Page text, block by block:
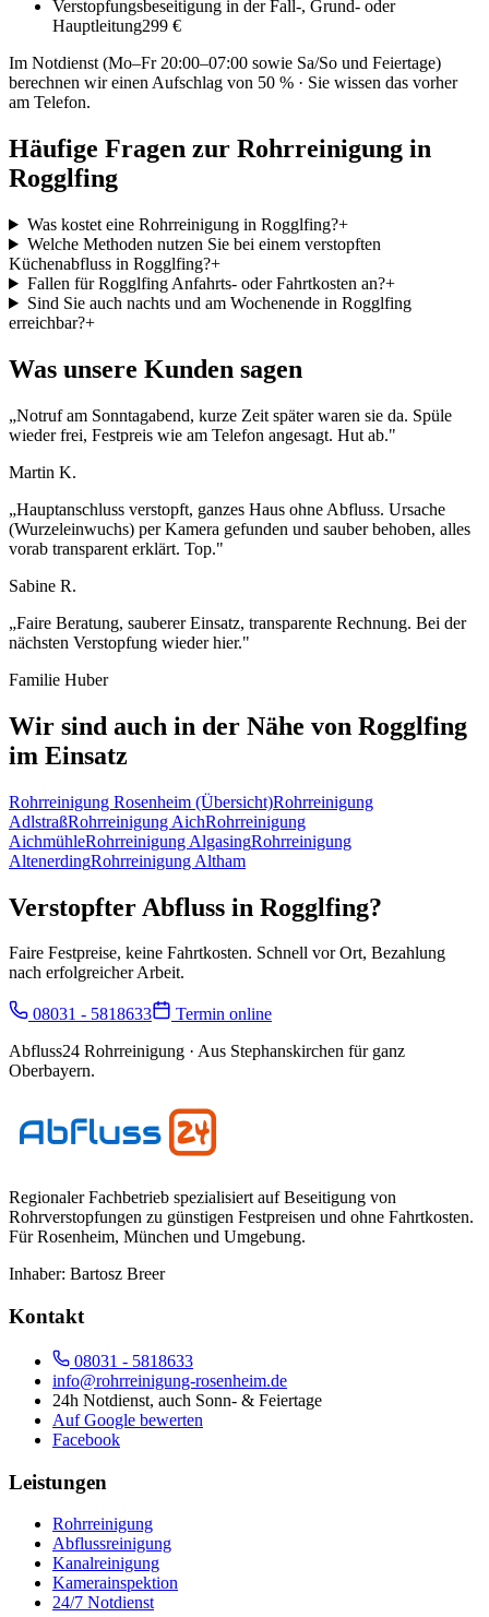
Verstopfungsbeseitigung in der Fall-, Grund- oder
Hauptleitung299 €
Im Notdienst (Mo–Fr 20:00–07:00 sowie Sa/So und Feiertage)
berechnen wir einen Aufschlag von 50 % · Sie wissen das vorher
am Telefon.
Häufige Fragen zur Rohrreinigung in
Rogglfing
Was kostet eine Rohrreinigung in Rogglfing?+
Welche Methoden nutzen Sie bei einem verstopften
Küchenabfluss in Rogglfing?+
Fallen für Rogglfing Anfahrts- oder Fahrtkosten an?+
Sind Sie auch nachts und am Wochenende in Rogglfing
erreichbar?+
Was unsere Kunden sagen
„Notruf am Sonntagabend, kurze Zeit später waren sie da. Spüle
wieder frei, Festpreis wie am Telefon angesagt. Hut ab."
Martin K.
„Hauptanschluss verstopft, ganzes Haus ohne Abfluss. Ursache
(Wurzeleinwuchs) per Kamera gefunden und sauber behoben, alles
vorab transparent erklärt. Top."
Sabine R.
„Faire Beratung, sauberer Einsatz, transparente Rechnung. Bei der
nächsten Verstopfung wieder hier."
Familie Huber
Wir sind auch in der Nähe von Rogglfing
im Einsatz
Rohrreinigung Rosenheim (Übersicht)Rohrreinigung
AdlstraßRohrreinigung AichRohrreinigung
AichmühleRohrreinigung AlgasingRohrreinigung
AltenerdingRohrreinigung Altham
Verstopfter Abfluss in Rogglfing?
Faire Festpreise, keine Fahrtkosten. Schnell vor Ort, Bezahlung
nach erfolgreicher Arbeit.
08031 - 5818633
Termin online
Abfluss24 Rohrreinigung · Aus Stephanskirchen für ganz
Oberbayern.
Regionaler Fachbetrieb spezialisiert auf Beseitigung von
Rohrverstopfungen zu günstigen Festpreisen und ohne Fahrtkosten.
FürRosenheim, München und Umgebung.
Inhaber: Bartosz Breer
Kontakt
08031 - 5818633
info@rohrreinigung-rosenheim.de
24h Notdienst, auch Sonn- & Feiertage
Auf Google bewerten
Facebook
Leistungen
Rohrreinigung
Abflussreinigung
Kanalreinigung
Kamerainspektion
24/7 Notdienst